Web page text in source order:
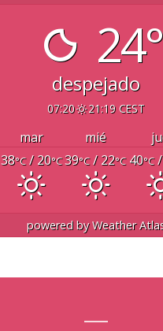
24°
despejado
07:20 21:19 CEST
mar mié
38°C/ 20°C39°C/ 22°C 40°C/
powered byWeather